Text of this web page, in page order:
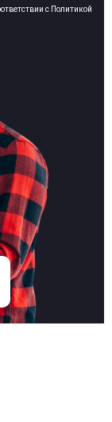
с Политикой